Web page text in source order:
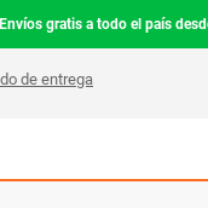
Envíos gratis a todo el país